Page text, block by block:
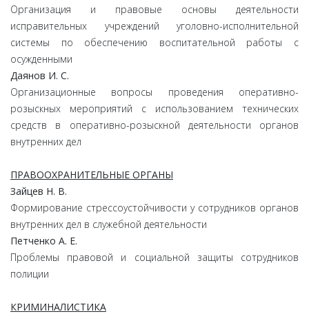
Организация и правовые основы деятельности
исправительных учреждений уголовно-исполнительной
системы по обеспечению воспитательной работы с
осужденными
Даянов И. С.
Организационные вопросы проведения оперативно-
розыскных мероприятий с использованием технических
средств в оперативно-розыскной деятельности органов
внутренних дел
ПРАВООХРАНИТЕЛЬНЫЕ ОРГАНЫ
Зайцев Н. В.
Формирование стрессоустойчивости у сотрудников органов
внутренних дел в служебной деятельности
Петченко А. Е.
Проблемы правовой и социальной защиты сотрудников
полиции
КРИМИНАЛИСТИКА